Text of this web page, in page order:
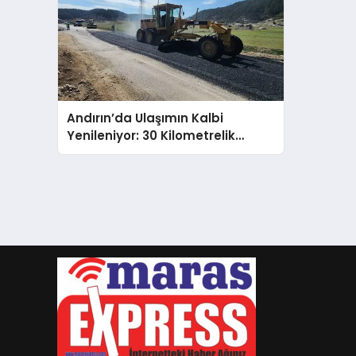
Andırın’da Ulaşımın Kalbi
Yenileniyor: 30 Kilometrelik
Güzergahta Asfalt Seferberliği!